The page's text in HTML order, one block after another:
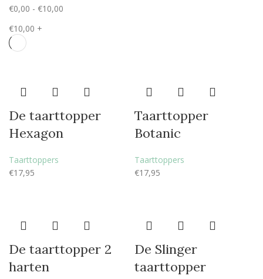
€0,00 - €10,00
€10,00 +
De taarttopper
Hexagon
Taarttoppers
€17,95
Taarttopper
Botanic
Taarttoppers
€17,95
De taarttopper 2
harten
De Slinger
taarttopper